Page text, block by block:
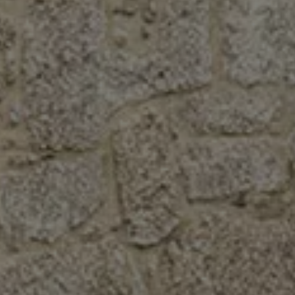
Garantie & Lebensdauer
Recycling: Rohstoffe zurückgewinnen
ID. Head-up-Display
Volkswagen Wärmepumpe
Service und Zubehör
Rückrufaktionen
Service und Ersatzteile
Zubehör und Lifestyle
Garantie
Dienstleistungspakete
Pannen- und Unfallhilfe
Clever Repair / Totalrepair
Online Schadenmeldung
Versicherungen
Digitale Extras
Dienste für Ihr Modell finden
Volkswagen Apps, Login und Shop
Handy und Fahrzeug verbinden
Updates für Software, Karten und Radio
Digitales Bordbuch
2G/3G Netzabschaltung
myVolkswagen
Entdecken und Erleben
Fussball-Engagement
Volkswagen Magazin
Volkswagen Blog